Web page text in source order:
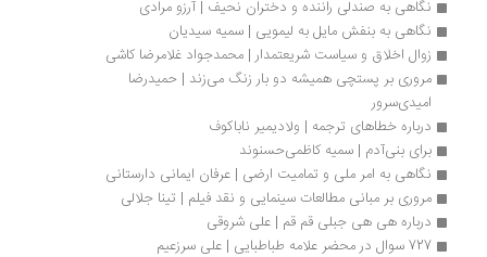
نگاهی به صندلی راننده و دختران نحیف | آرزو مرادی
نگاهی به بنفش مایل به لیمویی | سمیه سیدیان
زوال اخلاق و سیاست شریعتمدار | محمدجواد غلامرضا کاشی
مروری بر پستچی همیشه دو بار زنگ می‌زند | حمیدرضا
امیدی‌سرور
درباره خطاهای ترجمه | ولادیمیر ناباکوف
برای بنی‌آدم | سمیه کاظمی‌حسنوند
نگاهی به امر ملی و تمامیت ارضی | عرفان ایمانی دارستانی
مروری بر مبانی مطالعات سینمایی و نقد فیلم | تینا جلالی
درباره هی هی جبلی قم قم | علی شروقی